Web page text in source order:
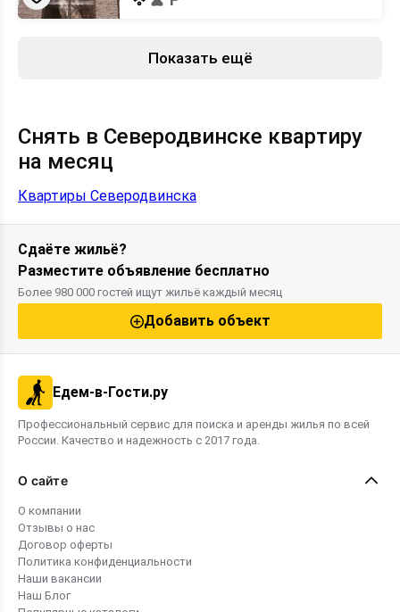
Показать ещё
Снять в Северодвинске квартиру
на месяц
Квартиры Северодвинска
Сдаёте жильё?
Разместите объявление бесплатно
Более 980 000 гостей ищут жильё каждый месяц
Добавить объект
Едем-в-Гости.ру
Профессиональный сервис для поиска и аренды жилья по всей
России. Качество и надежность с 2017 года.
О сайте
О компании
Отзывы о нас
Договор оферты
Политика конфиденциальности
Наши вакансии
Наш Блог